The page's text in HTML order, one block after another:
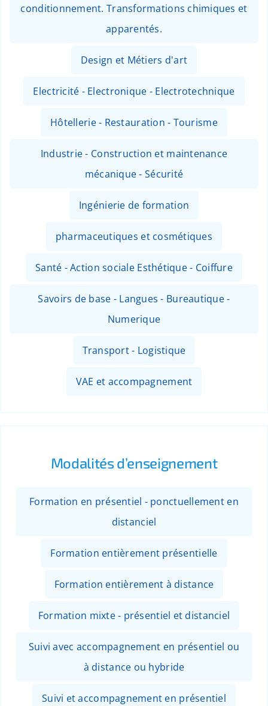
conditionnement. Transformations chimiques et
apparentés.
Design et Métiers d'art
Electricité - Electronique - Electrotechnique
Hôtellerie - Restauration - Tourisme
Industrie - Construction et maintenance
mécanique - Sécurité
Ingénierie de formation
pharmaceutiques et cosmétiques
Santé - Action sociale Esthétique - Coiffure
Savoirs de base - Langues - Bureautique -
Numerique
Transport - Logistique
VAE et accompagnement
Modalités d’enseignement
Formation en présentiel - ponctuellement en
distanciel
Formation entièrement présentielle
Formation entièrement à distance
Formation mixte - présentiel et distanciel
Suivi avec accompagnement en présentiel ou
à distance ou hybride
Suivi et accompagnement en présentiel